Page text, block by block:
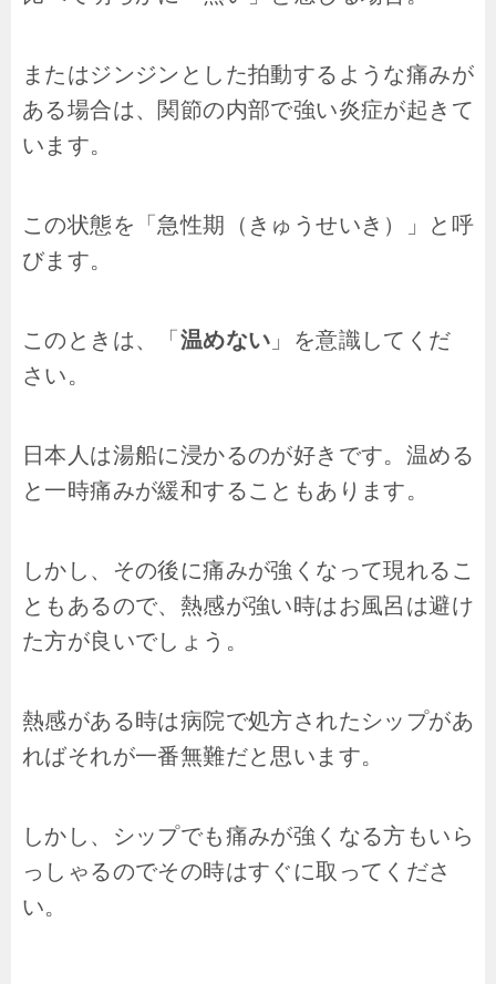
またはジンジンとした拍動するような痛みが
ある場合は、関節の内部で強い炎症が起きて
います。
この状態を「急性期（きゅうせいき）」と呼
びます。
このときは、「温めない 」を意識してくだ
さい。
日本人は湯船に浸かるのが好きです。温める
と一時痛みが緩和することもあります。
しかし、その後に痛みが強くなって現れるこ
ともあるので、熱感が強い時はお風呂は避け
た方が良いでしょう。
熱感がある時は病院で処方されたシップがあ
ればそれが一番無難だと思います。
しかし、シップでも痛みが強くなる方もいら
っしゃるのでその時はすぐに取ってくださ
い。